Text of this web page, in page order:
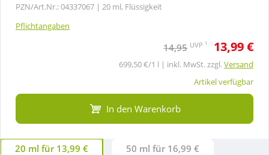
PZN/Art.Nr.: 04337067 | 20 ml, Flüssigkeit
Pflichtangaben
14,95 UVP 1 13,99 €
699,50 €/1 l | inkl. MwSt. zzgl.Versand
Artikel verfügbar
In den Warenkorb
20 ml für 13,99 € 50 ml für 16,99 €